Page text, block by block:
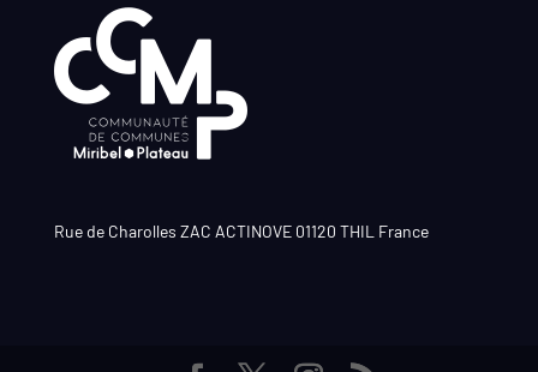
Rue de Charolles ZAC ACTINOVE 01120 THIL France